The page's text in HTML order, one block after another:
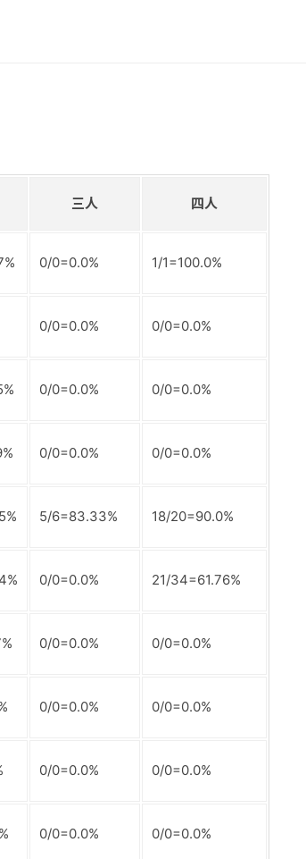
三人 四人
0/0=0.0% 1/1=100.0%
0/0=0.0% 0/0=0.0%
0/0=0.0% 0/0=0.0%
0/0=0.0% 0/0=0.0%
5/6=83.33% 18/20=90.0%
0/0=0.0% 21/34=61.76%
0/0=0.0% 0/0=0.0%
0/0=0.0% 0/0=0.0%
0/0=0.0% 0/0=0.0%
0/0=0.0% 0/0=0.0%